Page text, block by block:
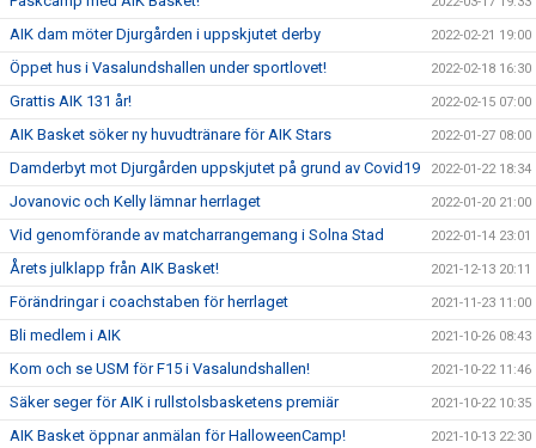
AIK dam möter Djurgården i uppskjutet derby 2022-02-21 19:00
Öppet hus i Vasalundshallen under sportlovet! 2022-02-18 16:30
Grattis AIK 131 år! 2022-02-15 07:00
AIK Basket söker ny huvudtränare för AIK Stars 2022-01-27 08:00
Damderbyt mot Djurgården uppskjutet på grund av Covid19 2022-01-22 18:34
Jovanovic och Kelly lämnar herrlaget 2022-01-20 21:00
Vid genomförande av matcharrangemang i Solna Stad 2022-01-14 23:01
Årets julklapp från AIK Basket! 2021-12-13 20:11
Förändringar i coachstaben för herrlaget 2021-11-23 11:00
Bli medlem i AIK 2021-10-26 08:43
Kom och se USM för F15 i Vasalundshallen! 2021-10-22 11:46
Säker seger för AIK i rullstolsbasketens premiär 2021-10-22 10:35
AIK Basket öppnar anmälan för HalloweenCamp! 2021-10-13 22:30